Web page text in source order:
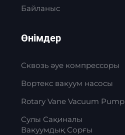
Байланыс
Өнімдер
Сквозь әуе компрессоры
Вортекс вакуум насосы
Rotary Vane Vacuum Pump
Сулы Сақиналы
Вакуумдық Сорғы